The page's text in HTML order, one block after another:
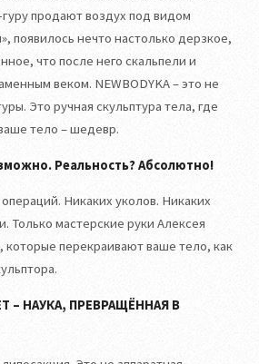
продают воздух под видом
появилось нечто настолько дерзкое,
что после него скальпели и
веком. NEWBODYKA – это не
Это ручная скульптура тела, где
тело – шедевр.
Реальность? Абсолютно!
Никаких уколов. Никаких
Только мастерские руки Алексея
которые перекраивают ваше тело, как
– НАУКА, ПРЕВРАЩЁННАЯ В